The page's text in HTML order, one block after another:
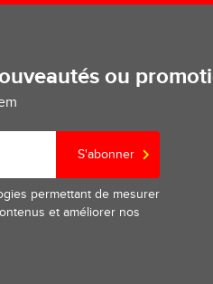
ou
S'abonner
permettant de mesurer
et améliorer nos